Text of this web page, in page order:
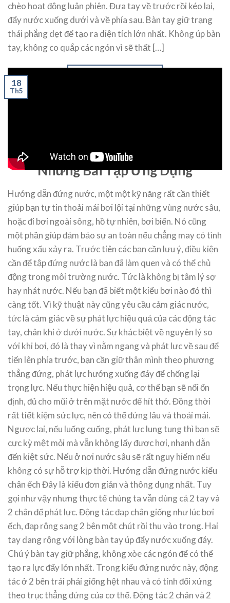
chèo hoạt động luân phiên. Đưa tay về trước rồi kéo lại,
đẩy nước xuống dưới và về phía sau. Bàn tay giữ trạng
thái phẳng dẹt để tạo ra diện tích lớn nhất. Không úp bàn
tay, không co quắp các ngón vì sẽ thất […]
Hướng Dẫn Đứng Nước Và
Những Bài Tập Ứng Dụng
18
Th5
Hướng dẫn đứng nước, một một kỹ năng rất cần thiết
giúp bạn tự tin thoải mái bơi lội tại những vùng nước sâu,
hoặc đi bơi ngoài sông, hồ tự nhiên, bơi biển. Nó cũng
một phần giúp đảm bảo sự an toàn nếu chẳng may có tình
huống xấu xảy ra. Trước tiên các bạn cần lưu ý, điều kiện
cần để tập đứng nước là bạn đã làm quen và có thể chủ
động trong môi trường nước. Tức là không bị tâm lý sợ
hay nhát nước. Nếu bạn đã biết một kiểu bơi nào đó thì
càng tốt. Vì kỹ thuật này cũng yêu cầu cảm giác nước,
tức là cảm giác về sự phát lực hiệu quả của các động tác
tay, chân khi ở dưới nước. Sự khác biệt về nguyên lý so
với khi bơi, đó là thay vì nằm ngang và phát lực về sau để
tiến lên phía trước, bạn cần giữ thân mình theo phương
thẳng đứng, phát lực hướng xuống đáy để chống lại
trọng lực. Nếu thực hiện hiệu quả, cơ thể bạn sẽ nổi ổn
định, đủ cho mũi ở trên mặt nước để hít thở. Đồng thời
rất tiết kiệm sức lực, nên có thể đứng lâu và thoải mái.
Ngược lại, nếu luống cuống, phát lực lung tung thì bạn sẽ
cực kỳ mệt mỏi mà vẫn không lấy được hơi, nhanh dẫn
đến kiệt sức. Nếu ở nơi nước sâu sẽ rất nguy hiểm nếu
không có sự hỗ trợ kịp thời. Hướng dẫn đứng nước kiểu
chân ếch Đây là kiểu đơn giản và thông dụng nhất. Tuy
gọi như vậy nhưng thực tế chúng ta vẫn dùng cả 2 tay và
2 chân để phát lực. Động tác đạp chân giống như lúc bơi
ếch, đạp rộng sang 2 bên một chút rồi thu vào trong. Hai
tay dang rộng với lòng bàn tay úp đẩy nước xuống đáy.
Chú ý bàn tay giữ phẳng, không xòe các ngón để có thể
tạo ra lực đẩy lớn nhất. Trong kiểu đứng nước này, động
tác ở 2 bên trái phải giống hệt nhau và có tính đối xứng
theo trục thẳng đứng của cơ thể. Động tác 2 chân và 2